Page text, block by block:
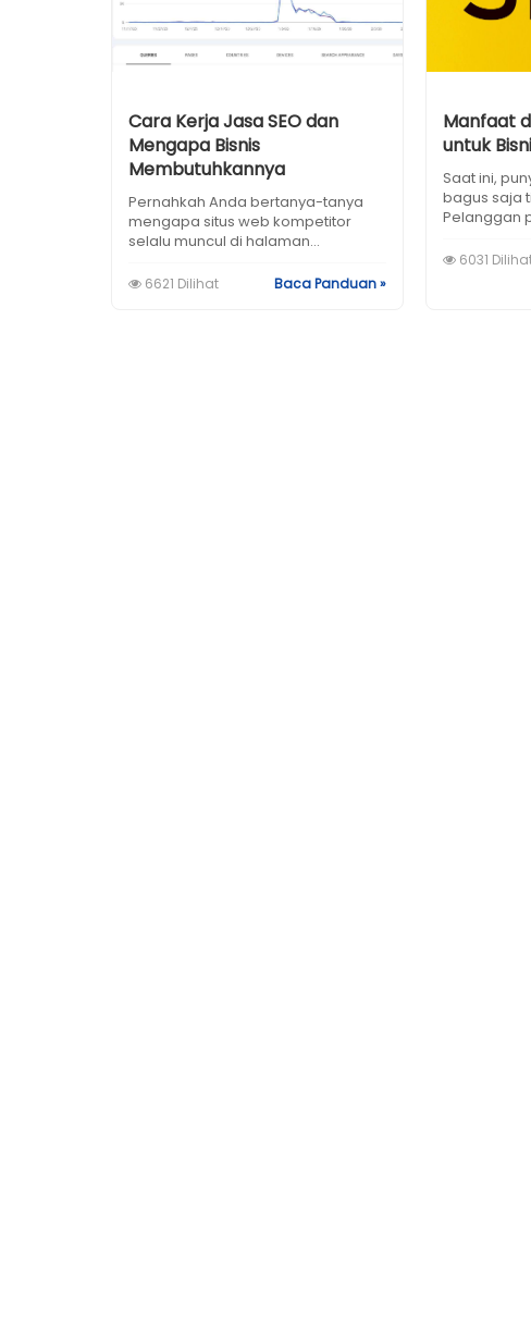
Cara Kerja Jasa SEO dan
Mengapa Bisnis
Membutuhkannya
Pernahkah Anda bertanya-tanya
mengapa situs web kompetitor
selalu muncul di halaman...
6621 Dilihat Baca Panduan »
Manfaat
untuk
Saat ini,
bagus saja
Pelanggan
6031